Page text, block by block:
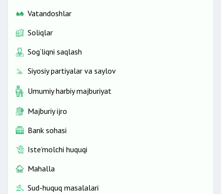
oylik muddat ichida o‘tkaziladi.
Vatandoshlar
Soliqlar
Sog‘liqni saqlash
Siyosiy partiyalar va saylov
Umumiy harbiy majburiyat
Majburiy ijro
Bank sohasi
Iste’molchi huquqi
Mahalla
Sud-huquq masalalari